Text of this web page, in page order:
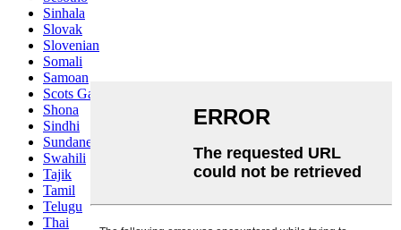
Sinhala
Slovak
Slovenian
Somali
Samoan
Scots Gaelic
Shona
Sindhi
Sundanese
Swahili
Tajik
Tamil
Telugu
Thai